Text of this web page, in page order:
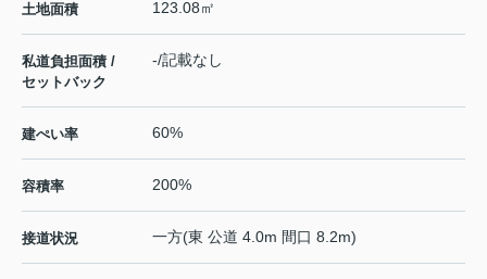
土地面積 123.08㎡
私道負担面積 /
セットバック
-/記載なし
建ぺい率 60%
容積率 200%
接道状況 一方(東 公道 4.0m 間口 8.2m)